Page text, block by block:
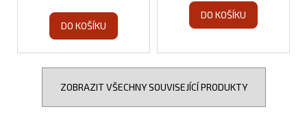
DO KOŠÍKU
DO KOŠÍKU
ZOBRAZIT VŠECHNY SOUVISEJÍCÍ PRODUKTY